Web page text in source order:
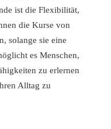
ist die Flexibilität,
die Kurse von
solange sie eine
es Menschen,
zu erlernen
Alltag zu